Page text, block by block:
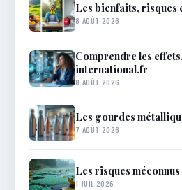
Les bienfaits, risques
8 AOÛT 2026
Comprendre les
international.fr
8 AOÛT 2026
Les gourdes
7 AOÛT 2026
Les risques
1 JUIL 2026